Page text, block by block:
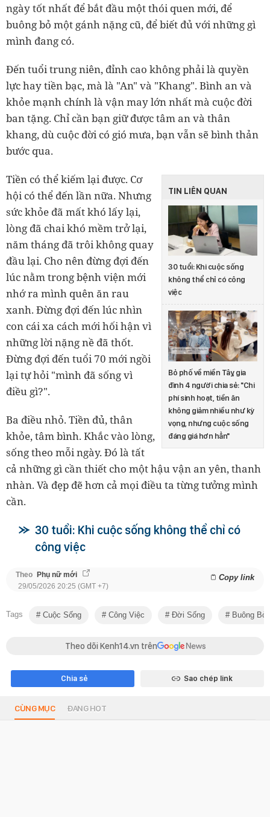
ngày tốt nhất để bắt đầu một thói quen mới, để
buông bỏ một gánh nặng cũ, để biết đủ với những gì
mình đang có.
Đến tuổi trung niên, đỉnh cao không phải là quyền
lực hay tiền bạc, mà là "An" và "Khang". Bình an và
khỏe mạnh chính là vận may lớn nhất mà cuộc đời
ban tặng. Chỉ cần bạn giữ được tâm an và thân
khang, dù cuộc đời có gió mưa, bạn vẫn sẽ bình thản
bước qua.
TIN LIÊN QUAN
30 tuổi: Khi cuộc sống
không thể chỉ có công
việc
Bỏ phố về miền Tây, gia
đình 4 người chia sẻ: "Chi
phí sinh hoạt, tiền ăn
không giảm nhiều như kỳ
vọng, nhưng cuộc sống
đáng giá hơn hẳn"
Tiền có thể kiếm lại được. Cơ
hội có thể đến lần nữa. Nhưng
sức khỏe đã mất khó lấy lại,
lòng đã chai khó mềm trở lại,
năm tháng đã trôi không quay
đầu lại. Cho nên đừng đợi đến
lúc nằm trong bệnh viện mới
nhớ ra mình quên ăn rau
xanh. Đừng đợi đến lúc nhìn
con cái xa cách mới hối hận vì
những lời nặng nề đã thốt.
Đừng đợi đến tuổi 70 mới ngồi
lại tự hỏi "mình đã sống vì
điều gì?".
Ba điều nhỏ. Tiền đủ, thân
khỏe, tâm bình. Khắc vào lòng,
sống theo mỗi ngày. Đó là tất
cả những gì cần thiết cho một hậu vận an yên, thanh
nhàn. Và đẹp đẽ hơn cả mọi điều ta từng tưởng mình
cần.
30 tuổi: Khi cuộc sống không thể chỉ có
công việc
Theo Phụ nữ mới Copy link
29/05/2026 20:25 (GMT +7)
Tags Cuộc Sống Công Việc Đời Sống Buông Bỏ
Theo dõi Kenh14.vn trên
Chia sẻ Sao chép link
CÙNG MỤC ĐANG HOT